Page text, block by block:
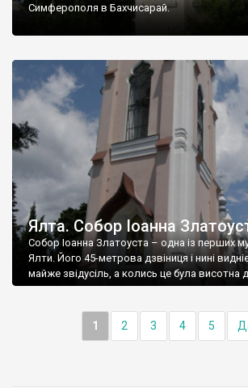
Симферополя в Бахчисарай.
Ялта. Собор Іоанна
Собор Іоанна Златоуста – одна із перших
Ялти. Його 45-метрова дзвіниця і нині
майже звідусіль, а колись це була висотна
1 2 3 4 5